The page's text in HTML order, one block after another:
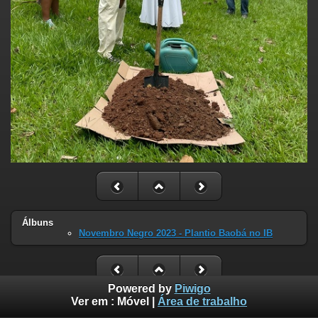
Álbuns
Novembro Negro 2023 - Plantio Baobá no IB
Powered by Piwigo
Ver em : Móvel Área de trabalho